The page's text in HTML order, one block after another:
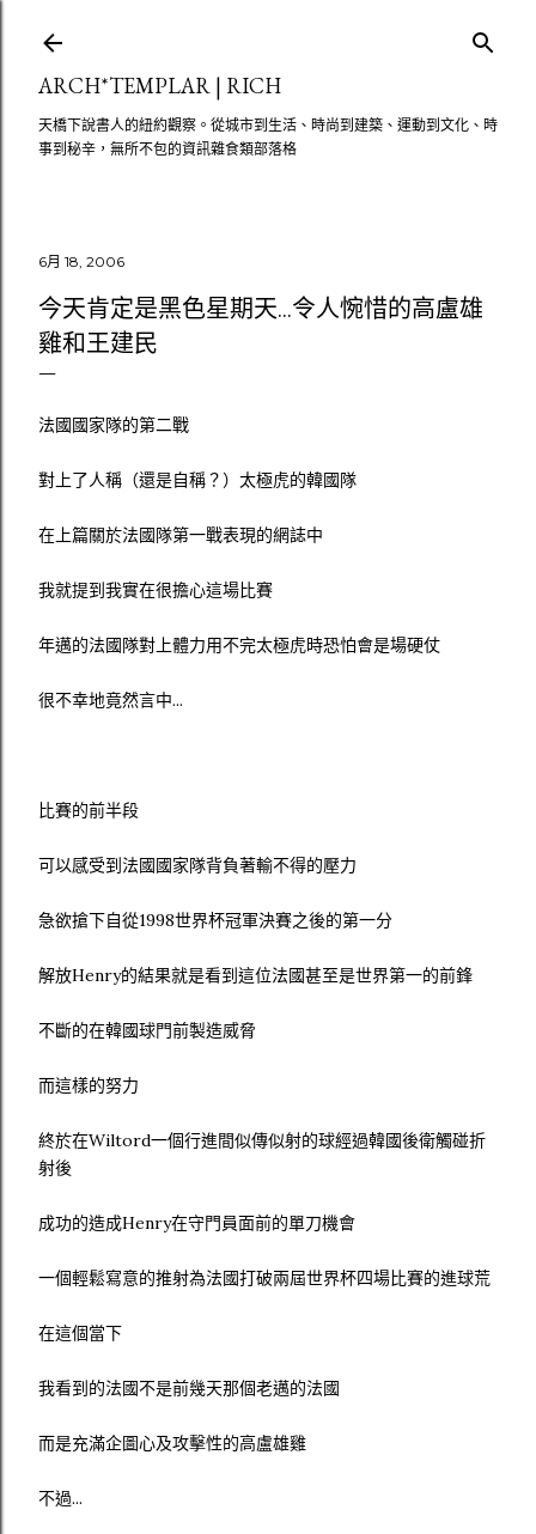
ARCH*TEMPLAR | RICH
天橋下說書人的紐約觀察。從城市到生活、時尚到建築、運動到文化、時
事到秘辛，無所不包的資訊雜食類部落格
6月 18, 2006
今天肯定是黑色星期天...令人惋惜的高盧雄
雞和王建民
法國國家隊的第二戰
對上了人稱（還是自稱？）太極虎的韓國隊
在上篇關於法國隊第一戰表現的網誌中
我就提到我實在很擔心這場比賽
年邁的法國隊對上體力用不完太極虎時恐怕會是場硬仗
很不幸地竟然言中...
比賽的前半段
可以感受到法國國家隊背負著輸不得的壓力
急欲搶下自從1998世界杯冠軍決賽之後的第一分
解放Henry的結果就是看到這位法國甚至是世界第一的前鋒
不斷的在韓國球門前製造威脅
而這樣的努力
終於在Wiltord一個行進間似傳似射的球經過韓國後衛觸碰折
射後
成功的造成Henry在守門員面前的單刀機會
一個輕鬆寫意的推射為法國打破兩屆世界杯四場比賽的進球荒
在這個當下
我看到的法國不是前幾天那個老邁的法國
而是充滿企圖心及攻擊性的高盧雄雞
不過...